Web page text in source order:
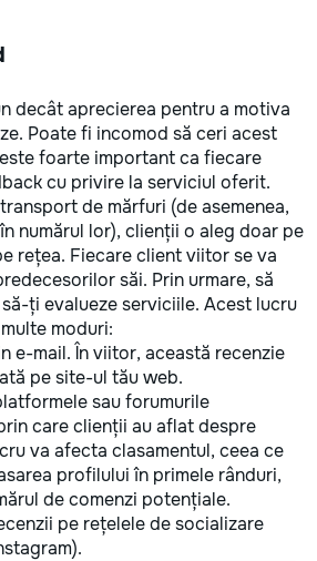
decât aprecierea pentru a motiva
Poate fi incomod să ceri acest
foarte important ca fiecare
cu privire la serviciul oferit.
de mărfuri (de asemenea,
numărul lor), clienții o aleg doar pe
rețea. Fiecare client viitor se va
săi. Prin urmare, să
ți evalueze serviciile. Acest lucru
moduri:
e-mail. În viitor, această recenzie
pe site-ul tău web.
sau forumurile
care clienții au aflat despre
va afecta clasamentul, ceea ce
profilului în primele rânduri,
de comenzi potențiale.
pe rețelele de socializare